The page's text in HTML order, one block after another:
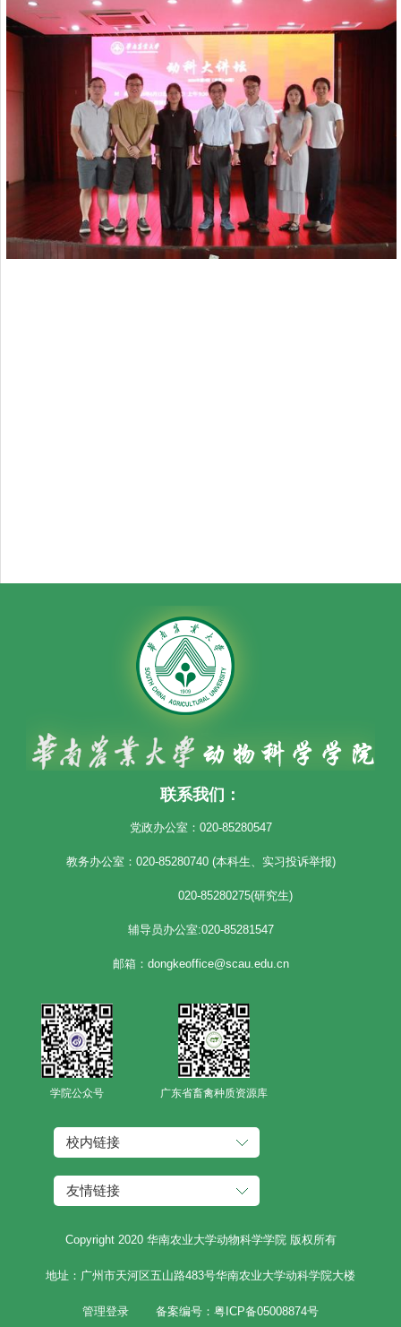
联系我们：
党政办公室：020-85280547
教务办公室：020-85280740 (本科生、实习投诉举报)
020-85280275(研究生)
辅导员办公室:020-85281547
邮箱：dongkeoffice@scau.edu.cn
学院公众号 广东省畜禽种质资源库
校内链接
友情链接
Copyright 2020 华南农业大学动物科学学院 版权所有
地址：广州市天河区五山路483号华南农业大学动科学院大楼
管理登录 备案编号：粤ICP备05008874号